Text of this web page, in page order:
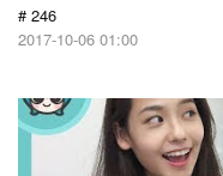
# 246
2017-10-06 01:00